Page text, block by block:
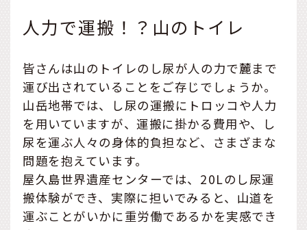
人力で運搬！？山のトイレ
皆さんは山のトイレのし尿が人の力で麓まで
運び出されていることをご存じでしょうか。
山岳地帯では、し尿の運搬にトロッコや人力
を用いていますが、運搬に掛かる費用や、し
尿を運ぶ人々の身体的負担など、さまざまな
問題を抱えています。
屋久島世界遺産センターでは、20Lのし尿運
搬体験ができ、実際に担いでみると、山道を
運ぶことがいかに重労働であるかを実感でき